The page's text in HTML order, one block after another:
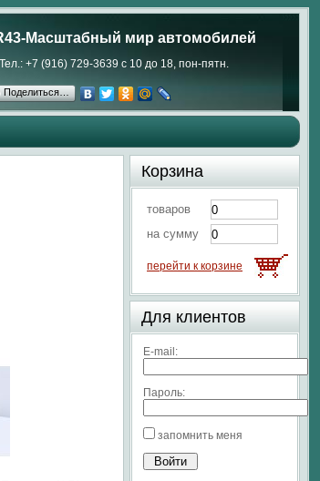
Масштабный мир автомобилей
Тел.: +7 (916) 729-3639 с 10 до 18, пон-пятн.
Поделиться…
Корзина
товаров
на сумму
перейти к корзине
Для клиентов
E-mail:
Пароль:
запомнить меня